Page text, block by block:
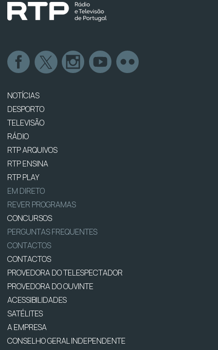
NOTÍCIAS
DESPORTO
TELEVISÃO
RÁDIO
RTP ARQUIVOS
RTP ENSINA
RTP PLAY
EM DIRETO
REVER PROGRAMAS
CONCURSOS
PERGUNTAS FREQUENTES
CONTACTOS
CONTACTOS
PROVEDORA DO TELESPECTADOR
PROVEDORA DO OUVINTE
ACESSIBILIDADES
SATÉLITES
A EMPRESA
CONSELHO GERAL INDEPENDENTE